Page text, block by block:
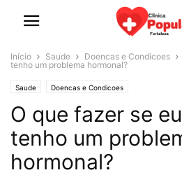
Início Saude Doencas e Condicoes
tenho um problema hormonal?
Saude Doencas e Condicoes
O que fazer se
tenho um
hormonal?